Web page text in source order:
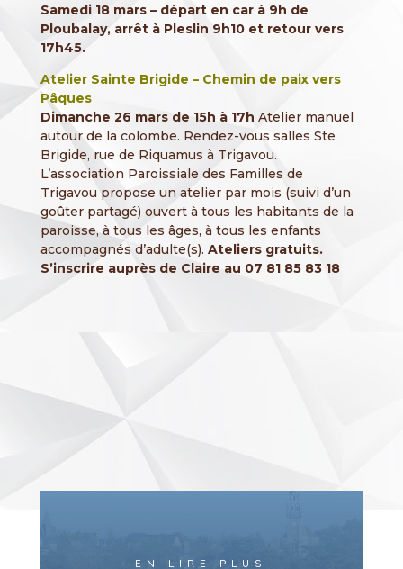
Samedi 18 mars – départ en car à 9h de
Ploubalay, arrêt à Pleslin 9h10 et retour vers
17h45.
Atelier Sainte Brigide – Chemin de paix vers
Pâques
Dimanche 26 mars de 15h à 17h Atelier manuel
autour de la colombe. Rendez-vous salles Ste
Brigide, rue de Riquamus à Trigavou.
L’association Paroissiale des Familles de
Trigavou propose un atelier par mois (suivi d’un
goûter partagé) ouvert à tous les habitants de la
paroisse, à tous les âges, à tous les enfants
accompagnés d’adulte(s). Ateliers gratuits.
S’inscrire auprès de Claire au 07 81 85 83 18
EN LIRE PLUS